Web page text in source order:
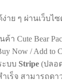
าย ๆ ผ่านเว็บไซ
า Cute Bear
Now / Add to
ะบบ Stripe (ปลอ
ำเร็จ สามารถด